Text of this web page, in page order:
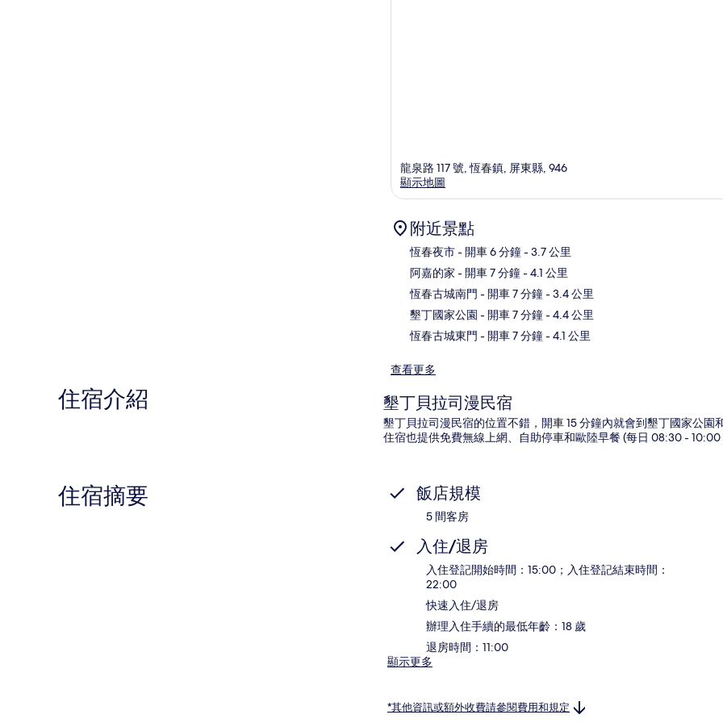
龍泉路 117 號, 恆春鎮, 屏東縣, 946
顯示地圖
附近景點
恆春夜市- 開車 6 分鐘- 3.7 公里
阿嘉的家 - 開車 7 分鐘- 4.1 公里
恆春古城南門 - 開車 7 分鐘- 3.4 公里
墾丁國家公園 - 開車 7 分鐘- 4.4 公里
恆春古城東門 - 開車 7 分鐘- 4.1 公里
查看更多
住宿介紹 墾丁貝拉司漫民宿
墾丁貝拉司漫民宿的位置不錯，開車 15 分鐘內就會到墾丁國家公
住宿也提供免費無線上網、自助停車和歐陸早餐 (每日 08:30 -
住宿摘要 飯店規模
5 間客房
入住/退房
入住登記開始時間：15:00；入住登記結束時間：
22:00
快速入住/退房
辦理入住手續的最低年齡：18 歲
退房時間：11:00
顯示更多
*其他資訊或額外收費請參閱費用和規定